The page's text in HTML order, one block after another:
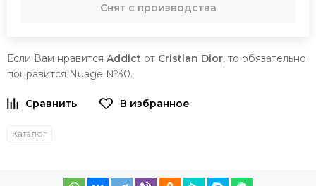
Снят с производства
Если Вам нравится Addict от Cristian Dior, то обязательно
понравится Nuage №30.
Каталог